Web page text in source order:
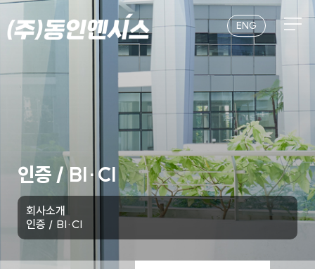
본문 바로가기
ENG
인증 / BI·CI
회사소개
인증 / BI·CI